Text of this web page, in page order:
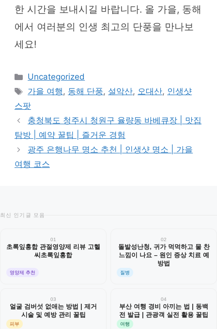
한 시간을 보내시길 바랍니다. 올 가을, 동해
에서 여러분의 인생 최고의 단풍을 만나보
세요!
카
테
리
Uncategorized
태
그
가을 여행, 동해 단풍, 설악산, 오대산, 인생샷
스팟
충청북도 청주시 청원구 율량동 바베큐장 | 맛집
탐방 | 예약 꿀팁 | 즐거운 경험
광주 은행나무 명소 추천 | 인생샷 명소 | 가을
여행 코스
최신 인기글 모음
01
초록잎홍합 관절영양제 리뷰 고헬
씨초록잎홍합
영양제 추천
02
돌발성난청, 귀가 먹먹하고 물 찬
느낌이 나요 – 원인 증상 치료 예
방법
질병
03
얼굴 검버섯 없애는 방법 | 제거
시술 및 예방 관리 꿀팁
피부
04
부산 여행 경비 아끼는 법 | 동백
전 발급 | 관광객 실전 활용 꿀팁
여행